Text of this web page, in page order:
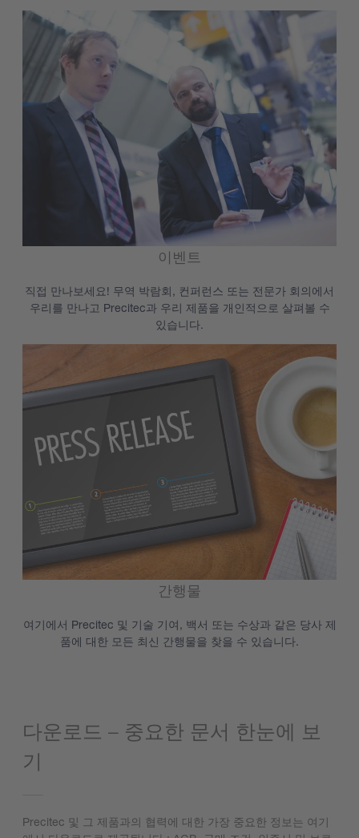
이벤트
직접 만나보세요! 무역 박람회, 컨퍼런스 또는 전문가 회의에서
우리를 만나고 Precitec과 우리 제품을 개인적으로 살펴볼 수
있습니다.
간행물
여기에서 Precitec 및 기술 기여, 백서 또는 수상과 같은 당사 제
품에 대한 모든 최신 간행물을 찾을 수 있습니다.
다운로드 – 중요한 문서 한눈에 보
기
Precitec 및 그 제품과의 협력에 대한 가장 중요한 정보는 여기